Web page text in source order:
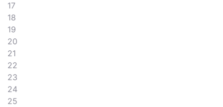
17
18
19
20
21
22
23
24
25